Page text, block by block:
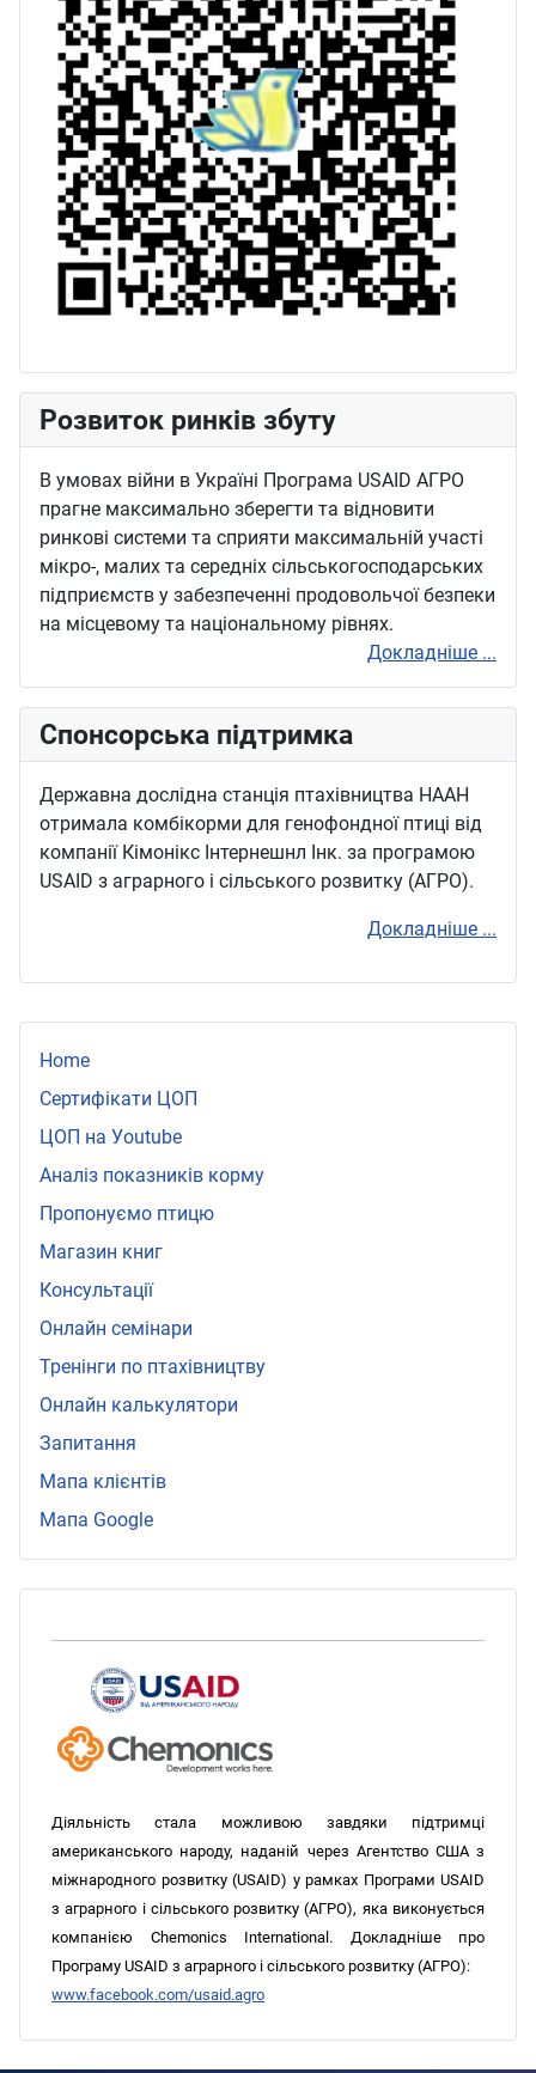
Home
Сертифікати ЦОП
ЦОП на Уoutube
Аналіз показників корму
Пропонуємо птицю
Магазин книг
Консультації
Онлайн семінари
Тренінги по птахівництву
Онлайн калькулятори
Запитання
Мапа клієнтів
Мапа Google
Розвиток ринків збуту
В умовах війни в Україні Програма USAID АГРО
прагне максимально зберегти та відновити
ринкові системи та сприяти максимальній участі
мікро-, малих та середніх сільськогосподарських
підприємств у забезпеченні продовольчої безпеки
на місцевому та національному рівнях.
Докладніше ...
Спонсорська підтримка
Державна дослідна станція птахівництва НААН
отримала комбікорми для генофондної птиці від
компанії Кімонікс Інтернешнл Інк. за програмою
USAID з аграрного і сільського розвитку (АГРО).
Докладніше ...
Діяльність стала можливою завдяки підтримці
американського народу, наданій через Агентство США з
міжнародного розвитку (USAID) у рамках Програми USAID
з аграрного і сільського розвитку (АГРО), яка виконується
компанією Chemonics International. Докладніше про
Програму USAID з аграрного і сільського розвитку (АГРО):
www.facebook.com/usaid.agro